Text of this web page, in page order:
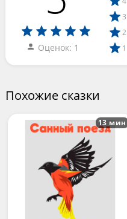
Оценок: 1
3
2
1
Похожие сказки
13 мин